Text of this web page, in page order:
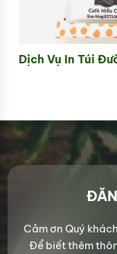
Dịch Vụ In Túi
Cảm ơn Quý
Để biết thêm